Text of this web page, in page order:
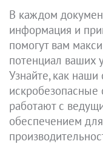
В каждом
информация и
помогут вам
потенциал ваших
Узнайте, как
работают с
обеспечением